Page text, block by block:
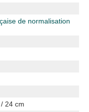
de normalisation
24 cm